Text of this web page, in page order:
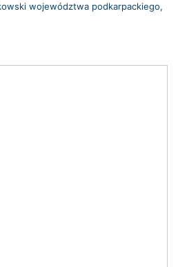
województwa podkarpackiego,